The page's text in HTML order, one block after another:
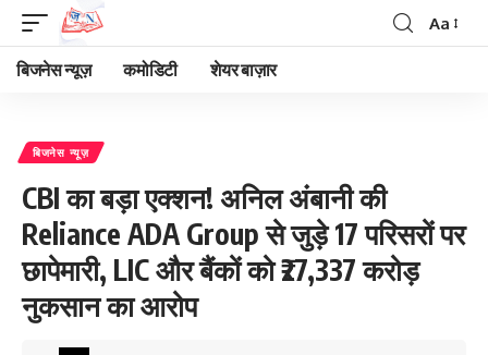
Font
Aa
बिजनेस न्यूज़ कमोडिटी शेयर बाज़ार
बिजनेस न्यूज़
CBI का बड़ा एक्शन! अनिल अंबानी की
Reliance ADA Group से जुड़े 17 परिसरों पर
छापेमारी, LIC और बैंकों को ₹27,337 करोड़
नुकसान का आरोप